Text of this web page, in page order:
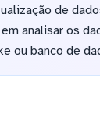
de
analisar os
ou banco de